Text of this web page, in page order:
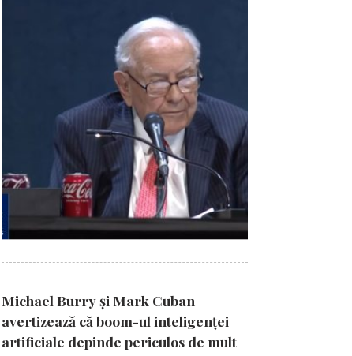
Michael Burry și Mark Cuban
avertizează că boom-ul inteligenței
artificiale depinde periculos de mult